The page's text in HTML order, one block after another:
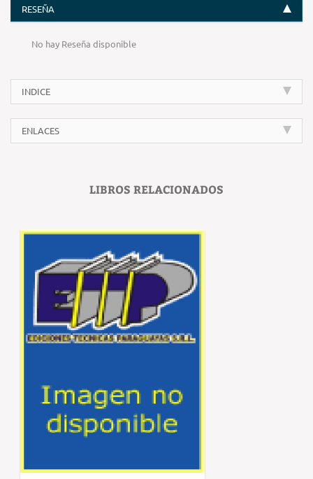
RESEÑA
No hay Reseña disponible
INDICE
ENLACES
LIBROS RELACIONADOS